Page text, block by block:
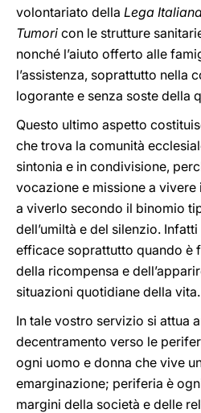
volontariato della Lega
Tumori con le strutture
nonché l’aiuto offerto alle
l’assistenza, soprattutto nella
logorante e senza soste della
Questo ultimo aspetto
che trova la comunità
sintonia e in condivisione,
vocazione e missione a
a viverlo secondo il binomio
dell’umiltà e del silenzio.
efficace soprattutto quando è
della ricompensa e
situazioni quotidiane della vita.
In tale vostro servizio si attua
decentramento verso le
ogni uomo e donna che vive
emarginazione; periferia è
margini della società e delle